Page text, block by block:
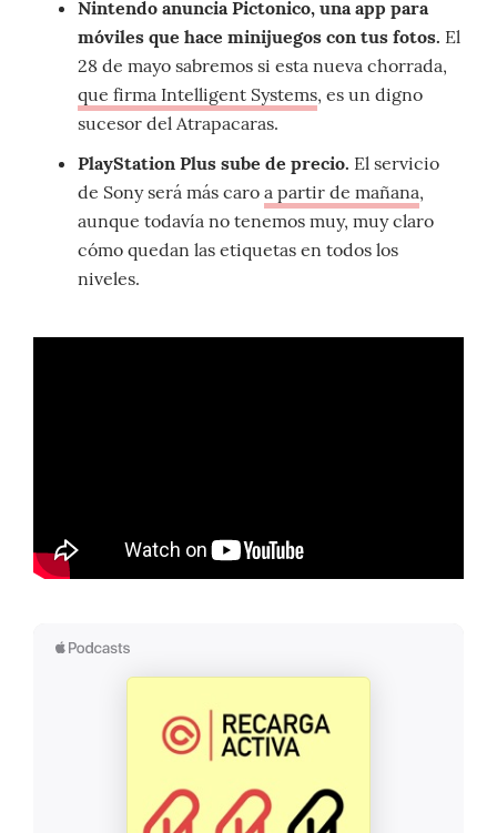
Nintendo anuncia Pictonico, una app para
móviles que hace minijuegos con tus fotos. El
28 de mayo sabremos si esta nueva chorrada,
que firma Intelligent Systems, es un digno
sucesor del Atrapacaras.
PlayStation Plus sube de precio. El servicio
de Sony será más caro a partir de mañana,
aunque todavía no tenemos muy, muy claro
cómo quedan las etiquetas en todos los
niveles.